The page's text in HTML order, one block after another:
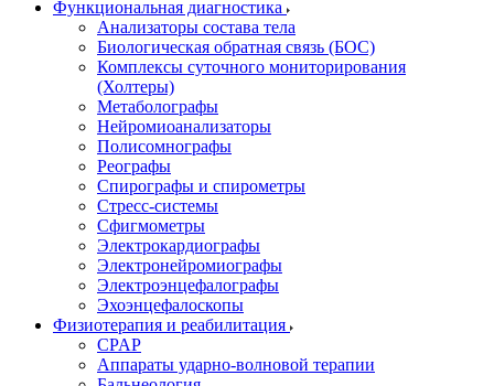
Функциональная диагностика
Анализаторы состава тела
Биологическая обратная связь (БОС)
Комплексы суточного мониторирования
(Холтеры)
Метаболографы
Нейромиоанализаторы
Полисомнографы
Реографы
Спирографы и спирометры
Стресс-системы
Сфигмометры
Электрокардиографы
Электронейромиографы
Электроэнцефалографы
Эхоэнцефалоскопы
Физиотерапия и реабилитация
CPAP
Аппараты ударно-волновой терапии